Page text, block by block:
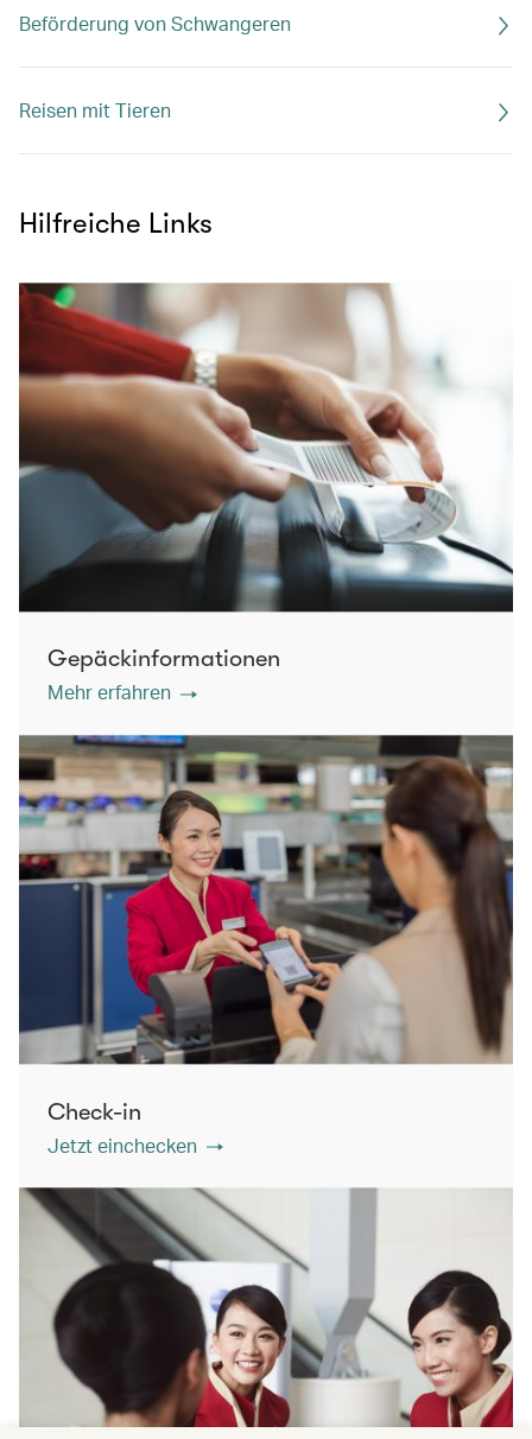
Beförderung von Schwangeren
Reisen mit Tieren
Hilfreiche Links
Gepäckinformationen
Mehr erfahren
Check-in
Jetzt einchecken